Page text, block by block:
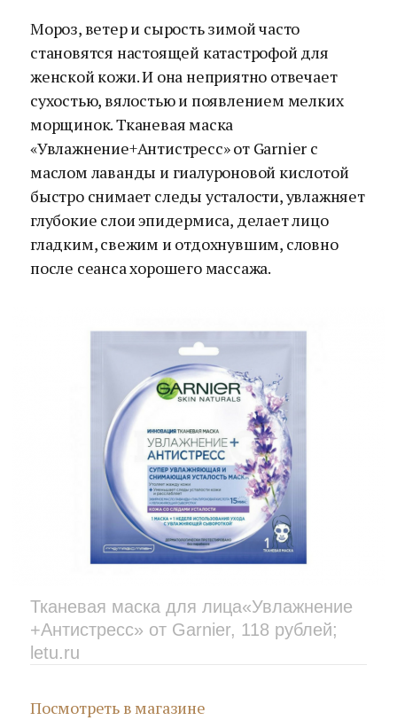
Мороз, ветер и сырость зимой часто
становятся настоящей катастрофой для
женской кожи. И она неприятно отвечает
сухостью, вялостью и появлением мелких
морщинок. Тканевая маска
«Увлажнение+Антистресс» от Garnier с
маслом лаванды и гиалуроновой кислотой
быстро снимает следы усталости, увлажняет
глубокие слои эпидермиса, делает лицо
гладким, свежим и отдохнувшим, словно
после сеанса хорошего массажа.
Тканевая маска для лица«Увлажнение
+Антистресс» от Garnier, 118 рублей;
letu.ru
Посмотреть в магазине